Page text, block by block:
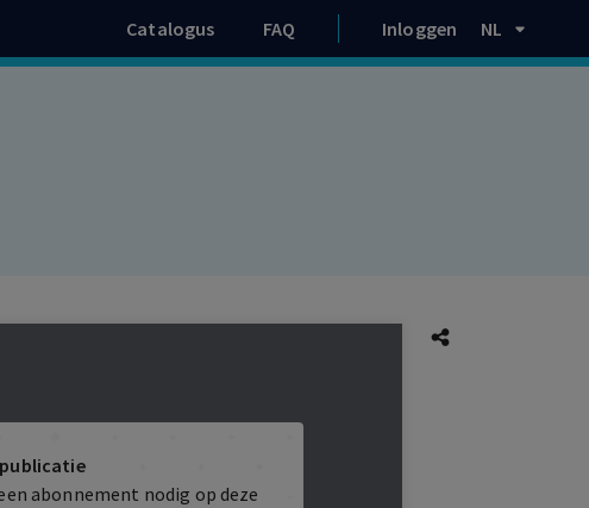
Catalogus FAQ Inloggen NL
abonnement nodig op deze